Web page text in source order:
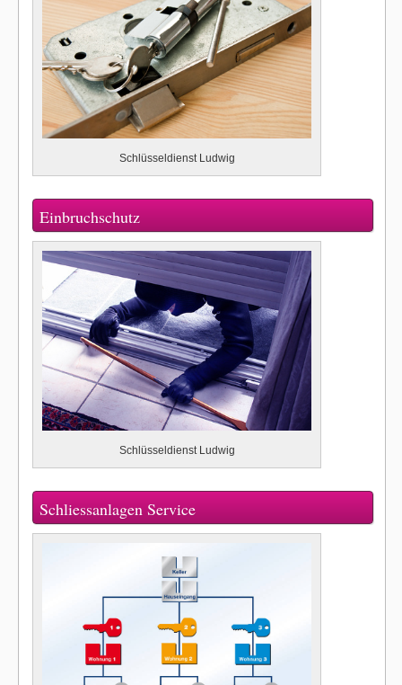
Schlüsseldienst Ludwig
Einbruchschutz
Schlüsseldienst Ludwig
Schliessanlagen Service